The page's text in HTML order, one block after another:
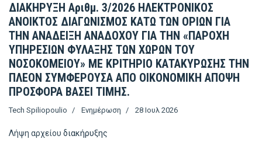
ΔΙΑΚΗΡΥΞΗ Αριθμ. 3/2026 ΗΛΕΚΤΡΟΝΙΚΟΣ
ΑΝΟΙΚΤΟΣ ΔΙΑΓΩΝΙΣΜΟΣ ΚΑΤΩ ΤΩΝ ΟΡΙΩΝ ΓΙΑ
ΤΗΝ ΑΝΑΔΕΙΞΗ ΑΝΑΔΟΧΟΥ ΓΙΑ ΤΗΝ «ΠΑΡΟΧΗ
ΥΠΗΡΕΣΙΩΝ ΦΥΛΑΞΗΣ ΤΩΝ ΧΩΡΩΝ ΤΟΥ
ΝΟΣΟΚΟΜΕΙΟΥ» ΜΕ ΚΡΙΤΗΡΙΟ ΚΑΤΑΚΥΡΩΣΗΣ ΤΗΝ
ΠΛΕΟΝ ΣΥΜΦΕΡΟΥΣΑ ΑΠΟ ΟΙΚΟΝΟΜΙΚΗ ΑΠΟΨΗ
ΠΡΟΣΦΟΡΑ ΒΑΣΕΙ ΤΙΜΗΣ.
Tech Spiliopoulio Ενημέρωση 28 Ιουλ 2026
Λήψη αρχείου διακήρυξης